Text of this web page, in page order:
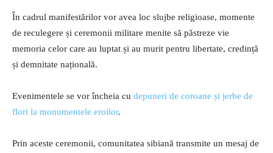
În cadrul manifestărilor vor avea loc slujbe religioase, momente
de reculegere și ceremonii militare menite să păstreze vie
memoria celor care au luptat și au murit pentru libertate, credință
și demnitate națională.
Evenimentele se vor încheia cu depuneri de coroane și jerbe de
flori la monumentele eroilor.
Prin aceste ceremonii, comunitatea sibiană transmite un mesaj de